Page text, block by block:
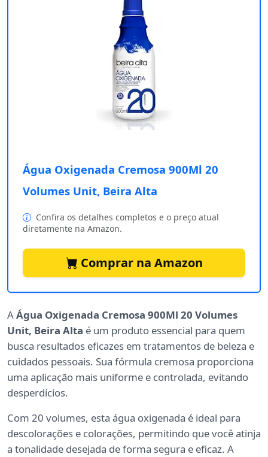
Água Oxigenada Cremosa 900Ml 20
Volumes Unit, Beira Alta
Confira os detalhes completos e o preço atual
diretamente na Amazon.
Comprar na Amazon
AÁgua Oxigenada Cremosa 900Ml 20 Volumes
Unit, Beira Alta é um produto essencial para quem
busca resultados eficazes em tratamentos de beleza e
cuidados pessoais. Sua fórmula cremosa proporciona
uma aplicação mais uniforme e controlada, evitando
desperdícios.
Com 20 volumes, esta água oxigenada é ideal para
descolorações e colorações, permitindo que você atinja
a tonalidade desejada de forma segura e eficaz. A